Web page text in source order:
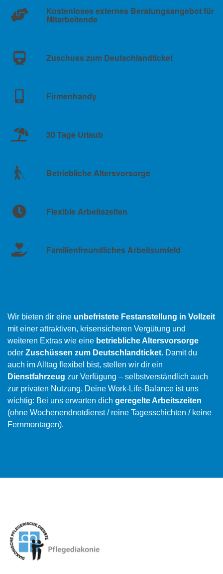
Kostenloses externes Beratungsangebot für
Mitarbeitende
Zuschuss zum Deutschlandticket
Firmenhandy
30 Tage Urlaub
Betriebliche Altersvorsorge
Flexible Arbeitszeiten
Familienfreundliches Arbeitsumfeld
Wir bieten dir eine unbefristete Festanstellung in Vollzeit
mit einer attraktiven, krisensicheren Vergütung und
weiteren Extras wie eine betriebliche Altersvorsorge
oder Zuschüssen zum Deutschlandticket. Damit du
auch im Alltag flexibel bist, stellen wir dir ein
Dienstfahrzeug zur Verfügung – selbstverständlich auch
zur privaten Nutzung. Deine Work-Life-Balance ist uns
wichtig: Bei uns erwarten dich geregelte Arbeitszeiten
(ohne Wochenendnotdienst / reine Tagesschichten / keine
Fernmontagen).